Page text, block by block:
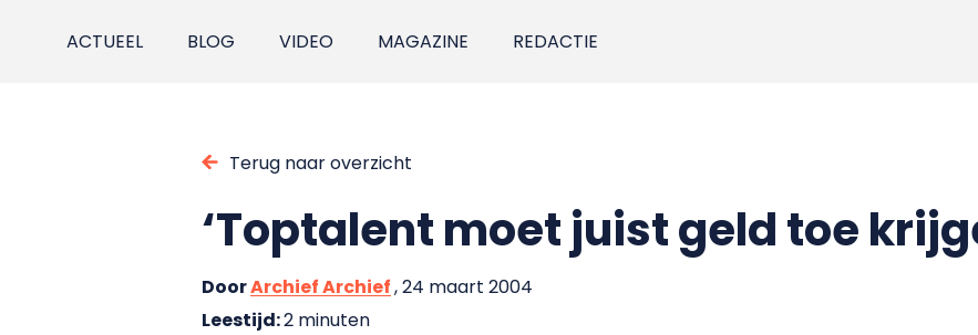
ACTUEEL BLOG VIDEO MAGAZINE REDACTIE
Terug naar overzicht
‘Toptalent moet juist geld toe
DoorArchief Archief, 24 maart 2004
Leestijd:2 minuten